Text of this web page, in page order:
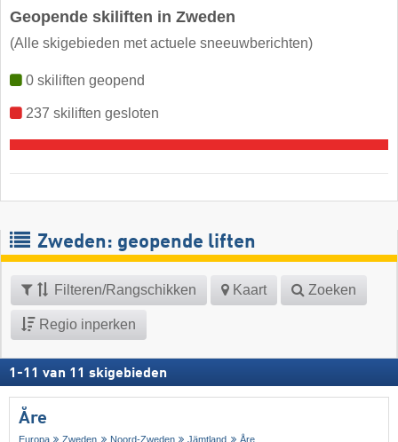
Geopende skiliften in Zweden
(Alle skigebieden met actuele sneeuwberichten)
0 skiliften geopend
237 skiliften gesloten
Zweden: geopende liften
Filteren/Rangschikken Kaart Zoeken
Regio inperken
1 -11 van 11 skigebieden
Åre
Europa Zweden Noord-Zweden Jämtland Åre